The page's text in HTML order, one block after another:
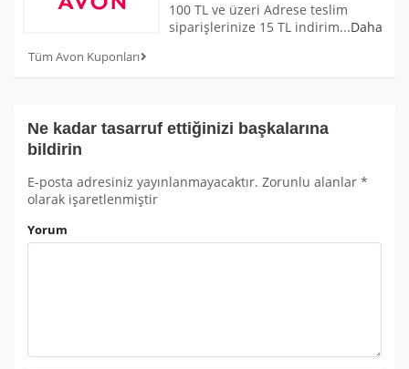
Tüm Avon Kuponları
100 TL ve üzeri Adrese teslim
siparişlerinize 15 TL indirim...Daha
Ne kadar tasarruf ettiğinizi başkalarına
bildirin
E-posta adresiniz yayınlanmayacaktır. Zorunlu alanlar *
olarak işaretlenmiştir
Yorum